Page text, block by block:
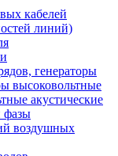
кабелей
линий)
генераторы
высоковольтные
акустические
фазы
воздушных